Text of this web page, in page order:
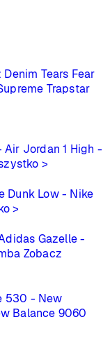
Denim Tears Fear
Trapstar
Air Jordan 1 High -
>
Dunk Low - Nike
>
Gazelle -
Zobacz
530 - New
Balance 9060